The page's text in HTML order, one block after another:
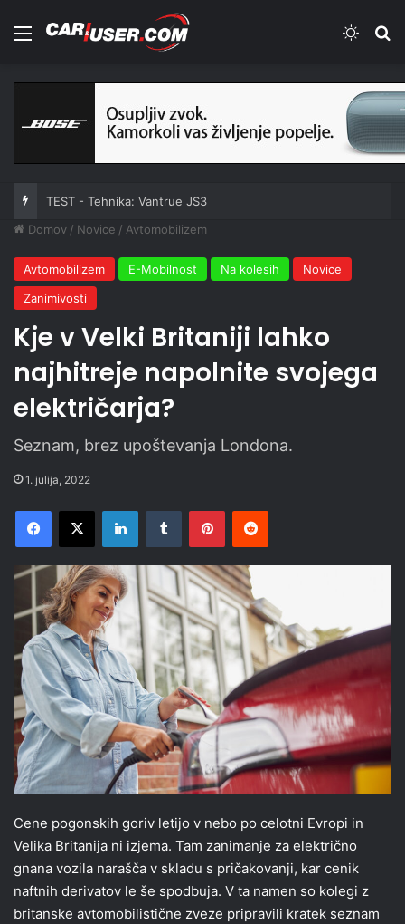
Meni
TEST - Tehnika: Vantrue JS3
Domov / Novice / Avtomobilizem
Avtomobilizem E-Mobilnost Na kolesih
Novice
Zanimivosti
Kje v Velki Britaniji lahko
najhitreje napolnite svojega
električarja?
Seznam, brez upoštevanja Londona.
1. julija, 2022
Facebook
X LinkedInTumblr PinterestReddit
Cene pogonskih goriv letijo v nebo po celotni Evropi in
Velika Britanija ni izjema. Tam zanimanje za električno
gnana vozila narašča v skladu s pričakovanji, kar cenik
naftnih derivatov le še spodbuja. V ta namen so kolegi z
britanske avtomobilistične zveze pripravili kratek seznam